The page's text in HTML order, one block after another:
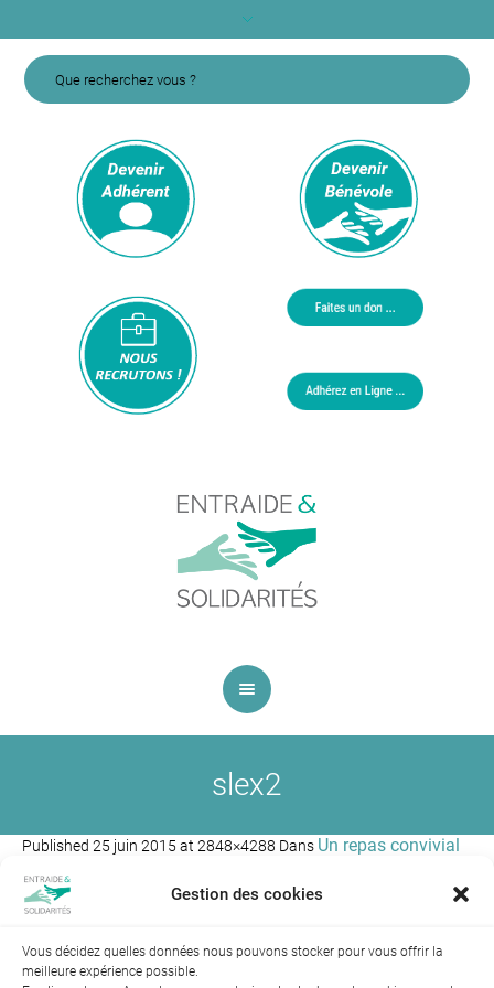
Gestion des cookies
Vous décidez quelles données nous pouvons stocker pour vous offrir la
meilleure expérience possible.
slex2
Published 25 juin 2015 at 2848×4288 Dans Un repas convivial
← Précédent